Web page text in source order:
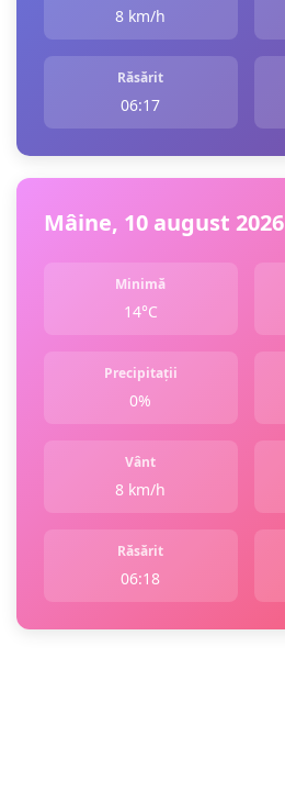
8 km/h
Răsărit
06:17
Mâine, 10 august 2026
Minimă
14°C
Precipitații
0%
Vânt
8 km/h
Răsărit
06:18